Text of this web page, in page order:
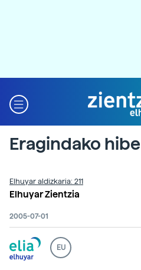
Eragindako
Elhuyar aldizkaria: 211
Elhuyar Zientzia
2005-07-01
EU